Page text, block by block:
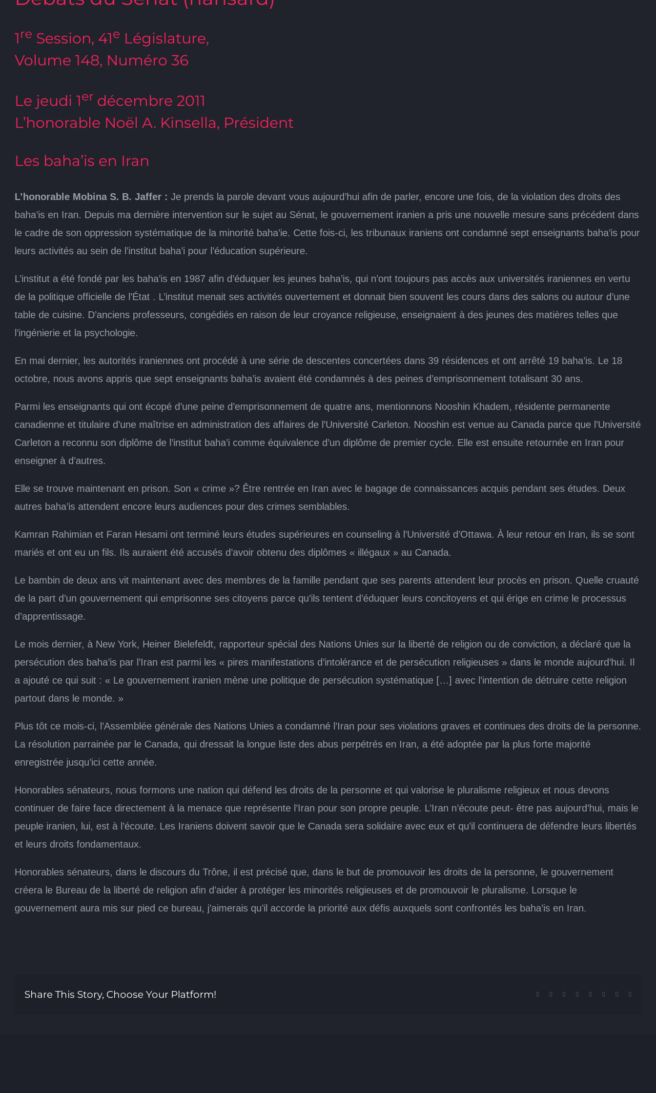
1re Session, 41e Législature,
Volume 148, Numéro 36
Le jeudi 1er décembre 2011
L’honorable Noël A. Kinsella, Président
Les baha’is en Iran
L’honorable Mobina S. B. Jaffer : Je prends la parole devant vous aujourd’hui afin de parler, encore une fois, de la violation des droits des
baha’is en Iran. Depuis ma dernière intervention sur le sujet au Sénat, le gouvernement iranien a pris une nouvelle mesure sans précédent dans
le cadre de son oppression systématique de la minorité baha’ie. Cette fois-ci, les tribunaux iraniens ont condamné sept enseignants baha’is pour
leurs activités au sein de l’institut baha’i pour l’éducation supérieure.
L’institut a été fondé par les baha’is en 1987 afin d’éduquer les jeunes baha’is, qui n’ont toujours pas accès aux universités iraniennes en vertu
de la politique officielle de l’État . L’institut menait ses activités ouvertement et donnait bien souvent les cours dans des salons ou autour d’une
table de cuisine. D’anciens professeurs, congédiés en raison de leur croyance religieuse, enseignaient à des jeunes des matières telles que
l’ingénierie et la psychologie.
En mai dernier, les autorités iraniennes ont procédé à une série de descentes concertées dans 39 résidences et ont arrêté 19 baha’is. Le 18
octobre, nous avons appris que sept enseignants baha’is avaient été condamnés à des peines d’emprisonnement totalisant 30 ans.
Parmi les enseignants qui ont écopé d’une peine d’emprisonnement de quatre ans, mentionnons Nooshin Khadem, résidente permanente
canadienne et titulaire d’une maîtrise en administration des affaires de l’Université Carleton. Nooshin est venue au Canada parce que l’Université
Carleton a reconnu son diplôme de l’institut baha’i comme équivalence d’un diplôme de premier cycle. Elle est ensuite retournée en Iran pour
enseigner à d’autres.
Elle se trouve maintenant en prison. Son « crime »? Être rentrée en Iran avec le bagage de connaissances acquis pendant ses études. Deux
autres baha’is attendent encore leurs audiences pour des crimes semblables.
Kamran Rahimian et Faran Hesami ont terminé leurs études supérieures en counseling à l’Université d’Ottawa. À leur retour en Iran, ils se sont
mariés et ont eu un fils. Ils auraient été accusés d’avoir obtenu des diplômes « illégaux » au Canada.
Le bambin de deux ans vit maintenant avec des membres de la famille pendant que ses parents attendent leur procès en prison. Quelle cruauté
de la part d’un gouvernement qui emprisonne ses citoyens parce qu’ils tentent d’éduquer leurs concitoyens et qui érige en crime le processus
d’apprentissage.
Le mois dernier, à New York, Heiner Bielefeldt, rapporteur spécial des Nations Unies sur la liberté de religion ou de conviction, a déclaré que la
persécution des baha’is par l’Iran est parmi les « pires manifestations d’intolérance et de persécution religieuses » dans le monde aujourd’hui. Il
a ajouté ce qui suit : « Le gouvernement iranien mène une politique de persécution systématique […] avec l’intention de détruire cette religion
partout dans le monde. »
Plus tôt ce mois-ci, l’Assemblée générale des Nations Unies a condamné l’Iran pour ses violations graves et continues des droits de la personne.
La résolution parrainée par le Canada, qui dressait la longue liste des abus perpétrés en Iran, a été adoptée par la plus forte majorité
enregistrée jusqu’ici cette année.
Honorables sénateurs, nous formons une nation qui défend les droits de la personne et qui valorise le pluralisme religieux et nous devons
continuer de faire face directement à la menace que représente l’Iran pour son propre peuple. L’Iran n’écoute peut- être pas aujourd’hui, mais le
peuple iranien, lui, est à l’écoute. Les Iraniens doivent savoir que le Canada sera solidaire avec eux et qu’il continuera de défendre leurs libertés
et leurs droits fondamentaux.
Honorables sénateurs, dans le discours du Trône, il est précisé que, dans le but de promouvoir les droits de la personne, le gouvernement
créera le Bureau de la liberté de religion afin d’aider à protéger les minorités religieuses et de promouvoir le pluralisme. Lorsque le
gouvernement aura mis sur pied ce bureau, j’aimerais qu’il accorde la priorité aux défis auxquels sont confrontés les baha’is en Iran.
Share This Story, Choose Your Platform! Facebook Reddit LinkedInTumblr Pinterest